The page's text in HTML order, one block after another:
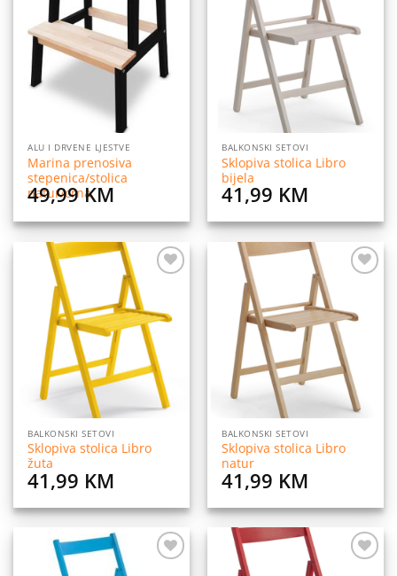
na
listu
želja
ALU I DRVENE LJESTVE
Marina prenosiva
stepenica/stolica
natur/crna
49,99KM
listu
želja
BALKONSKI SETOVI
Sklopiva stolica Libro
bijela
41,99 KM
listu
želja
BALKONSKI SETOVI
Sklopiva stolica Libro
žuta
41,99 KM
listu
želja
BALKONSKI SETOVI
Sklopiva stolica Libro
natur
41,99 KM